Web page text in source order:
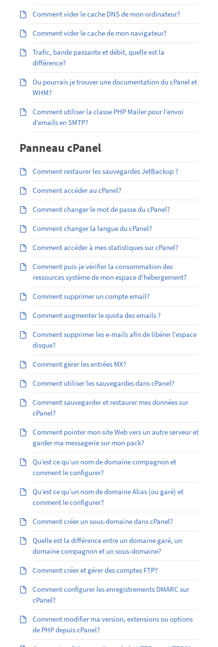
Comment vider le cache DNS de mon ordinateur?
Comment vider le cache de mon navigateur?
Trafic, bande passante et débit, quelle est la
différence?
Ou pourrais je trouver une documentation du cPanel et
WHM?
Comment utiliser la classe PHP Mailer pour l’envoi
d’emails en SMTP?
Panneau cPanel
Comment restaurer les sauvegardes JetBackup ?
Comment accéder au cPanel?
Comment changer le mot de passe du cPanel?
Comment changer la langue du cPanel?
Comment accéder à mes statistiques sur cPanel?
Comment puis-je vérifier la consommation des
ressources système de mon espace d’hébergement?
Comment supprimer un compte email?
Comment augmenter le quota des emails ?
Comment supprimer les e-mails afin de libérer l’espace
disque?
Comment gérer les entrées MX?
Comment utiliser les sauvegardes dans cPanel?
Comment sauvegarder et restaurer mes données sur
cPanel?
Comment pointer mon site Web vers un autre serveur et
garder ma messagerie sur mon pack?
Qu’est ce qu’un nom de domaine compagnon et
comment le configurer?
Qu’est ­ce qu’un nom de domaine Alias (ou garé) et
comment le configurer?
Comment créer un sous-domaine dans cPanel?
Quelle est la différence entre un domaine garé, un
domaine compagnon et un sous-domaine?
Comment créer et gérer des comptes FTP?
Comment configurer les enregistrements DMARC sur
cPanel?
Comment modifier ma version, extensions ou options
de PHP depuis cPanel?